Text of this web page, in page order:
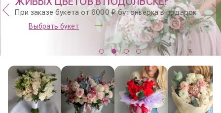
При заказе букета от 6000 ₽ бутоньерка в подарок
Выбрать букет